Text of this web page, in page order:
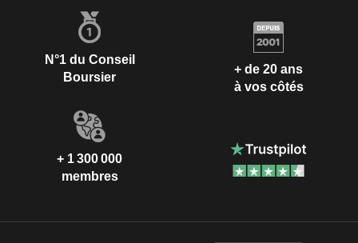
N°1 du Conseil
Boursier
+ de 20 ans
à vos côtés
+ 1 300 000
membres